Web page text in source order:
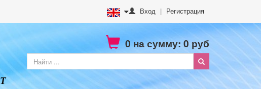
Вход | Регистрация
0на сумму: 0 руб